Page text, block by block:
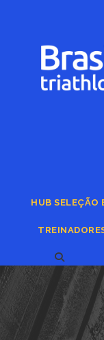
HUB SELEÇÃO